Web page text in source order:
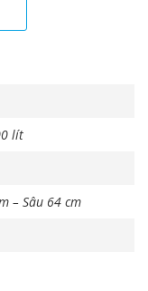
nữa, công nghệ
bền bỉ hơn.
lít
– Sâu 64 cm